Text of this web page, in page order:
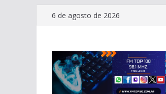
Saltar6 de agosto de 2026